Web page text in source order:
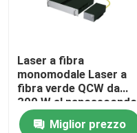
Laser a fibra
monomodale Laser a
fibra verde QCW da
300 W al nanosecondo
Miglior prezzo